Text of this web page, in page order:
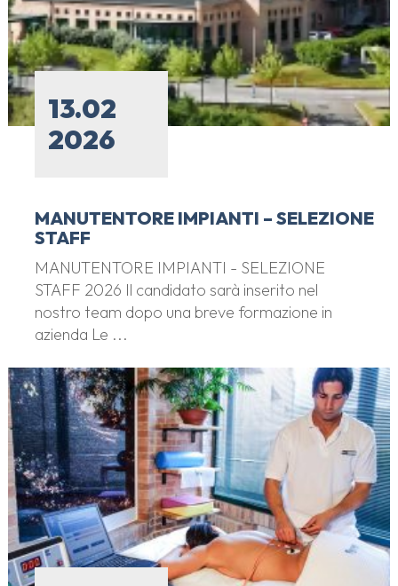
13.02
2026
MANUTENTORE IMPIANTI – SELEZIONE
STAFF
MANUTENTORE IMPIANTI - SELEZIONE
STAFF 2026 Il candidato sarà inserito nel
nostro team dopo una breve formazione in
azienda Le ...